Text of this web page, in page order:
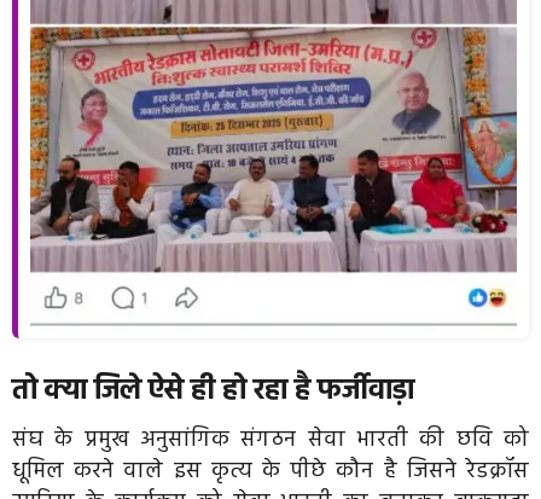
तो क्या जिले ऐसे ही हो रहा है फर्जीवाड़ा
संघ के प्रमुख अनुसांगिक संगठन सेवा भारती की छवि को
धूमिल करने वाले इस कृत्य के पीछे कौन है जिसने रेडक्रॉस